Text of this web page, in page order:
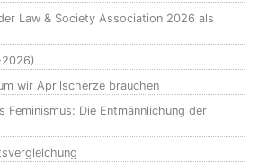
Law & Society Association 2026 als
2026)
wir Aprilscherze brauchen
Feminismus: Die Entmännlichung der